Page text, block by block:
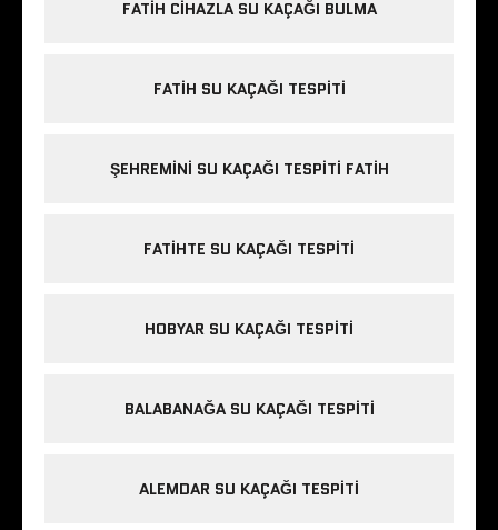
FATIH CIHAZLA SU KAÇAĞI BULMA
FATIH SU KAÇAĞI TESPITI
ŞEHREMINI SU KAÇAĞI TESPITI FATIH
FATIHTE SU KAÇAĞI TESPITI
HOBYAR SU KAÇAĞI TESPITI
BALABANAĞA SU KAÇAĞI TESPITI
ALEMDAR SU KAÇAĞI TESPITI